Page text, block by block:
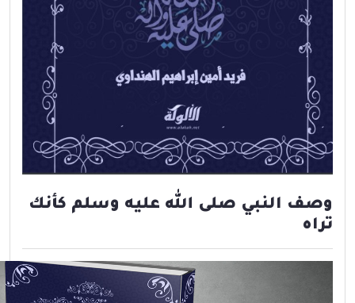
وصف النبي صلى الله عليه وسلم كأنك
تراه